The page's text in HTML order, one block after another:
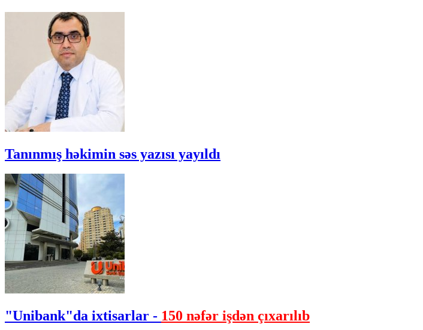
Tanınmış həkimin səs yazısı yayıldı
"Unibank"da ixtisarlar - 150 nəfər işdən çıxarılıb